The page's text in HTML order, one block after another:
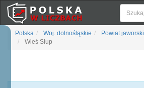
Polska Woj. dolnośląskie Powiat jaworski
Wieś Słup